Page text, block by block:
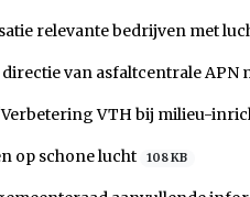
relevante bedrijven met
directie van asfaltcentrale APN
VTH bij milieu-
op schone lucht 108 KB